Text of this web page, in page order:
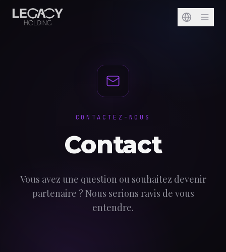
CONTACTEZ-NOUS
Contact
Vous avez une question ou souhaitez devenir
partenaire ? Nous serions ravis de vous
entendre.